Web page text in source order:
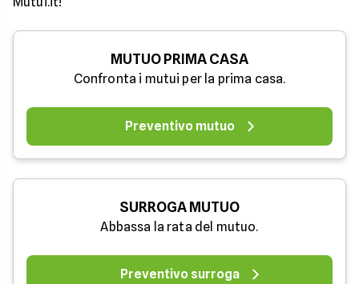
MUTUO PRIMA CASA
Confronta i mutui per la prima casa.
Preventivo mutuo
SURROGA MUTUO
Abbassa la rata del mutuo.
Preventivo surroga